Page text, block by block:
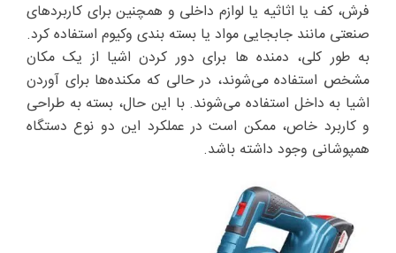
فرش، کف یا اثاثیه یا لوازم داخلی و همچنین برای کاربردهای
صنعتی مانند جابجایی مواد یا بسته بندی وکیوم استفاده کرد.
به طور کلی، دمنده ها برای دور کردن اشیا از یک مکان
مشخص استفاده می‌شوند، در حالی که مکنده‌ها برای آوردن
اشیا به داخل استفاده می‌شوند. با این حال، بسته به طراحی
و کاربرد خاص، ممکن است در عملکرد این دو نوع دستگاه
همپوشانی وجود داشته باشد.